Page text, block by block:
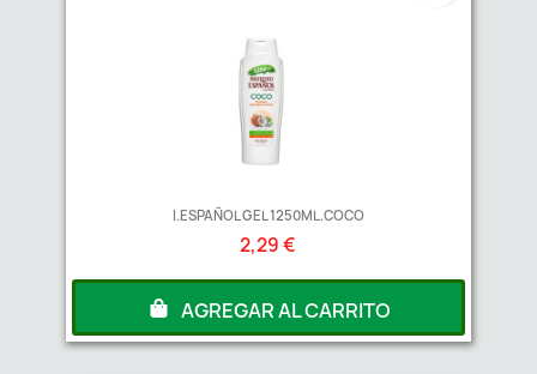
I.ESPAÑOL GEL 1250ML.COCO
2,29 €
AGREGAR AL CARRITO